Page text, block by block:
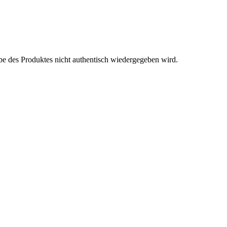
des Produktes nicht authentisch wiedergegeben wird.